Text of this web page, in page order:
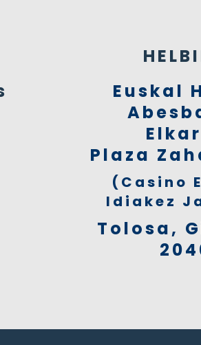
Euskal
Plaza
(Casino
Idiakez
Tolosa,